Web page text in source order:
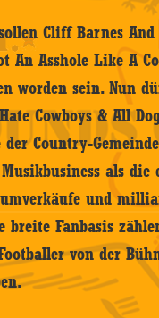
Cliff Barnes
An Asshole Like A
worden sein. Nun
Cowboys & All
Country-
als die
und
breite Fanbasis
von der